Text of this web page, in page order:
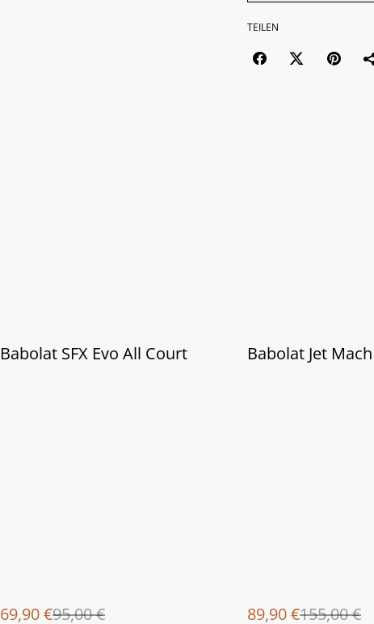
TEILEN
%
Babolat SFX Evo All Court
69,90 €95,00 €
%
Babolat Jet
89,90 €155,00 €